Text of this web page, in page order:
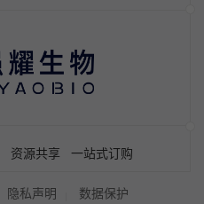
资源共享 一站式订购
隐私声明 数据保护